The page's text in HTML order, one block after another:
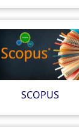
SCOPUS